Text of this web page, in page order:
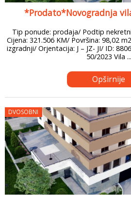
*Prodato*Novogradnja
Tip ponude: prodaja/ Podtip
Cijena: 321.506 KM/ Površina: 98,02
izgradnji/ Orjentacija: J – JZ- JI/ ID:
50/2023 Vila ...
Opširnije
DVOSOBNI